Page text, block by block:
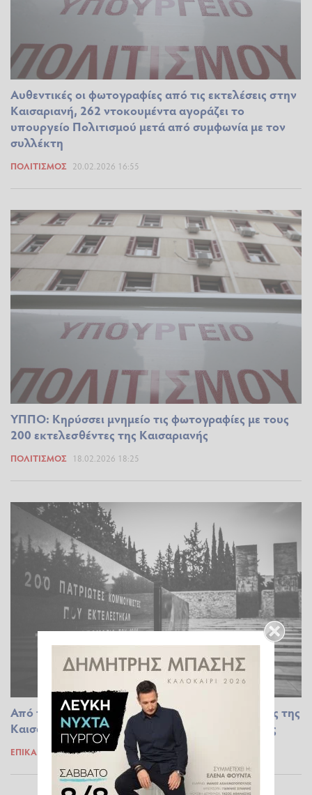
Αυθεντικές οι φωτογραφίες από τις εκτελέσεις στην
Καισαριανή, 262 ντοκουμέντα αγοράζει το
υπουργείο Πολιτισμού μετά από συμφωνία με τον
συλλέκτη
ΠΟΛΙΤΙΣΜΌΣ 20.02.2026 16:55
ΥΠΠΟ: Κηρύσσει μνημείο τις φωτογραφίες με τους
200 εκτελεσθέντες της Καισαριανής
ΠΟΛΙΤΙΣΜΌΣ 18.02.2026 18:25
Από την Ηλεία ένας από τους 200 εκτελεσθέντες της
Καισαριανής - Ταυτοποιήθηκε από φωτογραφίες
ΕΠΊΚΑΙΡΑ 17.02.2026 19:00